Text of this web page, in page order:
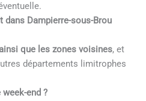
dans Dampierre-sous-Brou
ainsi que les zones voisines, et
départements limitrophes
end ?